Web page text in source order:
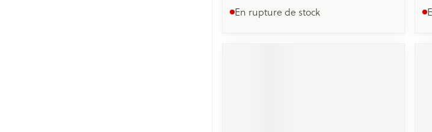
En rupture de stock